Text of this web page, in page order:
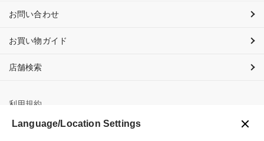
お問い合わせ
お買い物ガイド
店舗検索
利用規約
プライバシーポリシー
Language/Location Settings